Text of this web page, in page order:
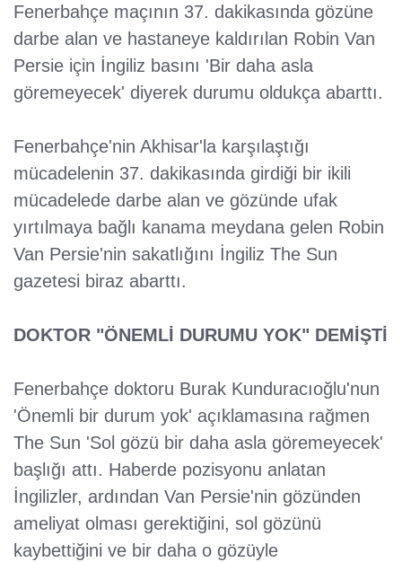
Fenerbahçe maçının 37. dakikasında gözüne
darbe alan ve hastaneye kaldırılan Robin Van
Persie için İngiliz basını 'Bir daha asla
göremeyecek' diyerek durumu oldukça abarttı.
Fenerbahçe'nin Akhisar'la karşılaştığı
mücadelenin 37. dakikasında girdiği bir ikili
mücadelede darbe alan ve gözünde ufak
yırtılmaya bağlı kanama meydana gelen Robin
Van Persie'nin sakatlığını İngiliz The Sun
gazetesi biraz abarttı.
DOKTOR "ÖNEMLİ DURUMU YOK" DEMİŞTİ
Fenerbahçe doktoru Burak Kunduracıoğlu'nun
'Önemli bir durum yok' açıklamasına rağmen
The Sun 'Sol gözü bir daha asla göremeyecek'
başlığı attı. Haberde pozisyonu anlatan
İngilizler, ardından Van Persie'nin gözünden
ameliyat olması gerektiğini, sol gözünü
kaybettiğini ve bir daha o gözüyle